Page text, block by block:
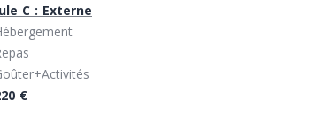
C : Externe
€